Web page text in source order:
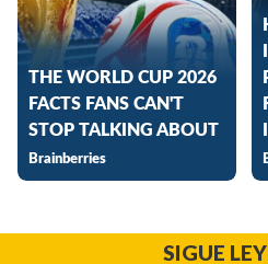
SIGUE